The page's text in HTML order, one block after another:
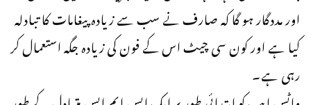
اور مددگار ہو گا کہ صارف نے سب سے زیادہ پیغامات کا تبادلہ
کیا ہے اور کون سی چیٹ اس کے فون کی زیادہ جگہ استعمال کر
رہی ہے۔